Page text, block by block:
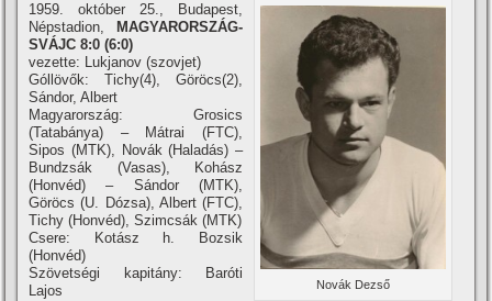
Novák Dezső
1959. október 25., Budapest,
Népstadion,
MAGYARORSZÁG-
SVÁJC 8:0 (6:0)
vezette: Lukjanov (szovjet)
Góllövők: Tichy(4), Göröcs(2),
Sándor, Albert
Magyarország: Grosics
(Tatabánya) – Mátrai (FTC),
Sipos (MTK), Novák (Haladás) –
Bundzsák (Vasas), Kohász
(Honvéd) – Sándor (MTK),
Göröcs (U. Dózsa), Albert (FTC),
Tichy (Honvéd), Szimcsák (MTK)
Csere: Kotász h. Bozsik
(Honvéd)
Szövetségi kapitány: Baróti
Lajos